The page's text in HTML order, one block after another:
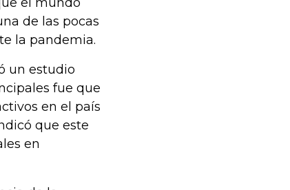
de las pocas
la pandemia.
un estudio
fue que
en el país
que este
en